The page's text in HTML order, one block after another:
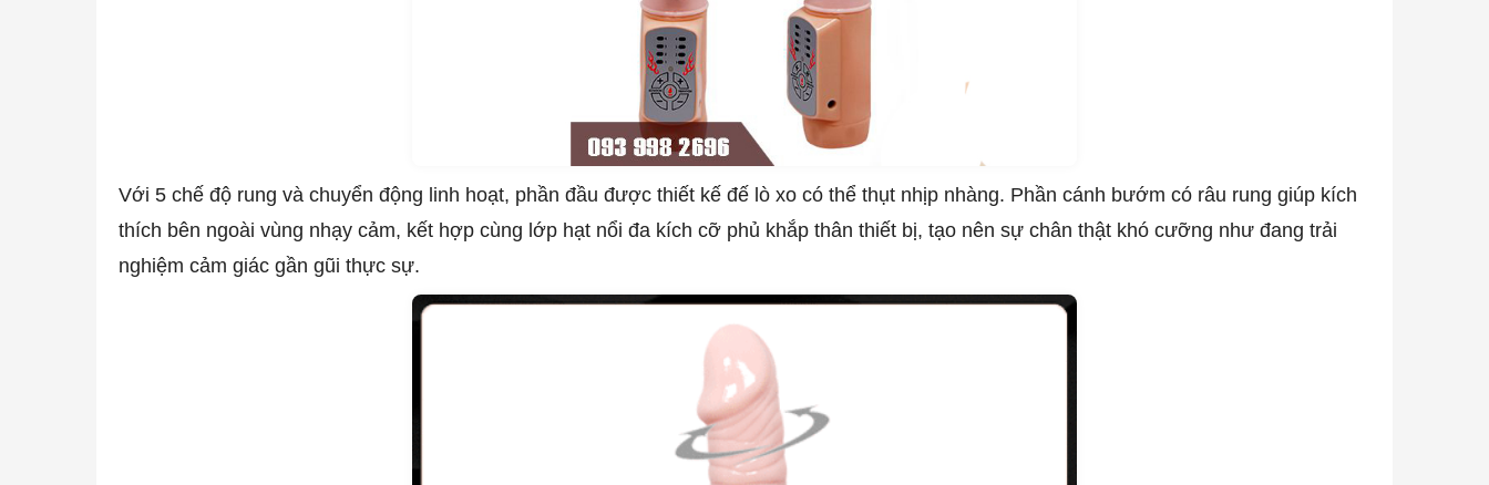
Với 5 chế độ rung và chuyển động linh hoạt, phần đầu được thiết kế đế lò xo có thể thụt nhịp nhàng. Phần cánh bướm có râu rung giúp kích
thích bên ngoài vùng nhạy cảm, kết hợp cùng lớp hạt nổi đa kích cỡ phủ khắp thân thiết bị, tạo nên sự chân thật khó cưỡng như đang trải
nghiệm cảm giác gần gũi thực sự.